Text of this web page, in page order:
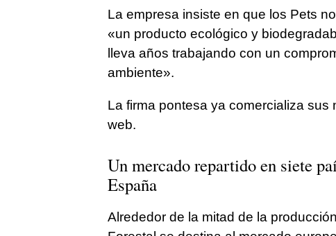
La empresa insiste en que los Pets
«un producto ecológico y
lleva años trabajando con un
ambiente».
La firma pontesa ya comercializa
web.
Un mercado repartido en siete
España
Alrededor de la mitad de la